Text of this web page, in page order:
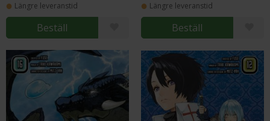
Längre leveranstid
Beställ
Längre leveranstid
Beställ